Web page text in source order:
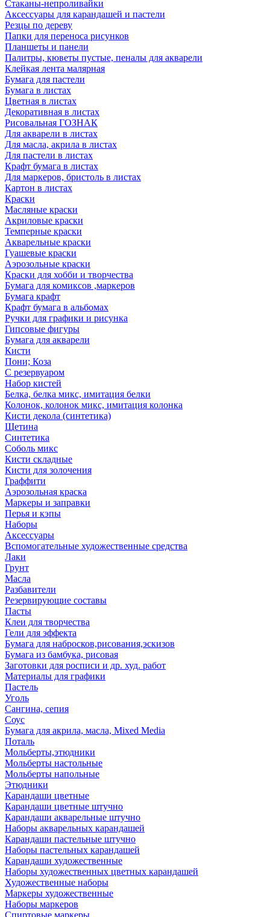
Стаканы-непроливайки
Аксессуары для карандашей и пастели
Резцы по дереву
Папки для переноса рисунков
Планшеты и панели
Палитры, кюветы пустые, пеналы для акварели
Клейкая лента малярная
Бумага для пастели
Бумага в листах
Цветная в листах
Декоративная в листах
Рисовальная ГОЗНАК
Для акварели в листах
Для масла, акрила в листах
Для пастели в листах
Крафт бумага в листах
Для маркеров, бристоль в листах
Картон в листах
Краски
Масляные краски
Акриловые краски
Темперные краски
Акварельные краски
Гуашевые краски
Аэрозольные краски
Краски для хобби и творчества
Бумага для комиксов ,маркеров
Бумага крафт
Крафт бумага в альбомах
Ручки для графики и рисунка
Гипсовые фигуры
Бумага для акварели
Кисти
Пони; Коза
С резервуаром
Набор кистей
Белка, белка микс, имитация белки
Колонок, колонок микс, имитация колонка
Кисти декола (синтетика)
Щетина
Синтетика
Соболь микс
Кисти складные
Кисти для золочения
Граффити
Аэрозольная краска
Маркеры и заправки
Перья и кэпы
Наборы
Аксессуары
Вспомогательные художественные средства
Лаки
Грунт
Масла
Разбавители
Резервирующие составы
Пасты
Клеи для творчества
Гели для эффекта
Бумага для набросков,рисования,эскизов
Бумага из бамбука, рисовая
Заготовки для росписи и др. худ. работ
Материалы для графики
Пастель
Уголь
Сангина, сепия
Соус
Бумага для акрила, масла, Mixed Media
Поталь
Мольберты,этюдники
Мольберты настольные
Мольберты напольные
Этюдники
Карандаши цветные
Карандаши цветные штучно
Карандаши акварельные штучно
Наборы акварельных карандашей
Карандаши пастельные штучно
Наборы пастельных карандашей
Карандаши художественные
Наборы художественных цветных карандашей
Художественные наборы
Маркеры художественные
Наборы маркеров
Спиртовые маркеры